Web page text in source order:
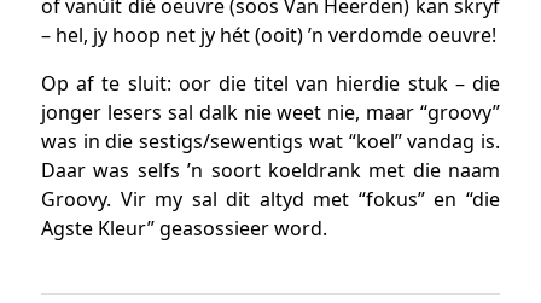
of vanúít dié oeuvre (soos Van Heerden) kan skryf
– hel, jy hoop net jy hét (ooit) ’n verdomde oeuvre!
Op af te sluit: oor die titel van hierdie stuk – die
jonger lesers sal dalk nie weet nie, maar “groovy”
was in die sestigs/sewentigs wat “koel” vandag is.
Daar was selfs ’n soort koeldrank met die naam
Groovy. Vir my sal dit altyd met “fokus” en “die
Agste Kleur” geasossieer word.